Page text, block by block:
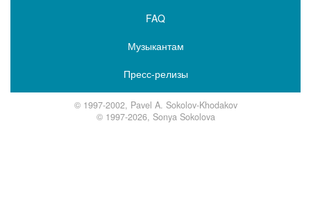
FAQ
Музыкантам
Пресс-релизы
© 1997-2002, Pavel A. Sokolov-Khodakov
© 1997-2026, Sonya Sokolova